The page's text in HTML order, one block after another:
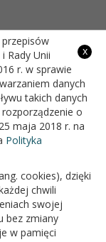
BIAŁOPOLE
x
Rady Unii
r. w sprawie
danych
takich danych
o
maja 2018 r. na
Polityka
cookies), dzięki
chwili
swojej
bez zmiany
w pamięci